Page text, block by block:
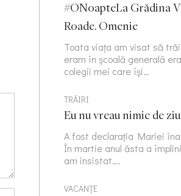
#ONoapteLa Grădina
Roade. Omenie
Toata viața am visat să
eram în școală generală
colegii mei care își…
TRĂIRI
Eu nu vreau nimic de
A fost declarația Mariei
În martie anul ăsta a
am insistat….
VACANȚE